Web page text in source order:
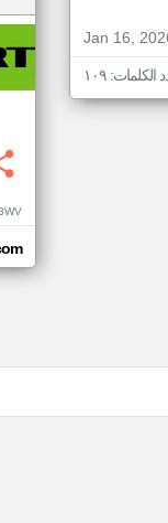
Jan 16,
الكلمات: ١٠٩